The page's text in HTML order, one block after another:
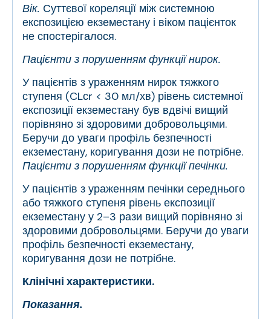
Вік. Суттєвої кореляції між системною
експозицією екземестану і віком пацієнток
не спостерігалося.
Пацієнти з порушенням функції нирок.
У пацієнтів з ураженням нирок тяжкого
ступеня (CLсr < 30 мл/хв) рівень системної
експозиції екземестану був вдвічі вищий
порівняно зі здоровими добровольцями.
Беручи до уваги профіль безпечності
екземестану, коригування дози не потрібне.
Пацієнти з порушенням функції печінки.
У пацієнтів з ураженням печінки середнього
або тяжкого ступеня рівень експозиції
екземестану у 2–3 рази вищий порівняно зі
здоровими добровольцями. Беручи до уваги
профіль безпечності екземестану,
коригування дози не потрібне.
Клінічні характеристики.
Показання.